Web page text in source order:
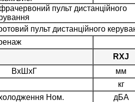
пульт дистанційного
пульт дистанційного
RXJ
ВхШхГ
мм
кг
Ном.
дБA